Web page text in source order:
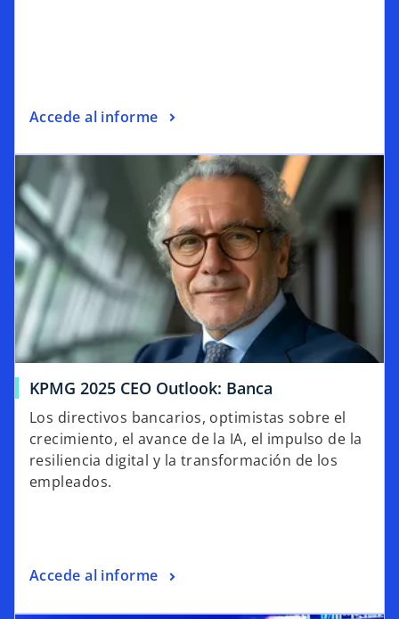
Accede al informe
KPMG 2025 CEO Outlook: Banca
Los directivos bancarios, optimistas sobre el
crecimiento, el avance de la IA, el impulso de la
resiliencia digital y la transformación de los
empleados.
Accede al informe